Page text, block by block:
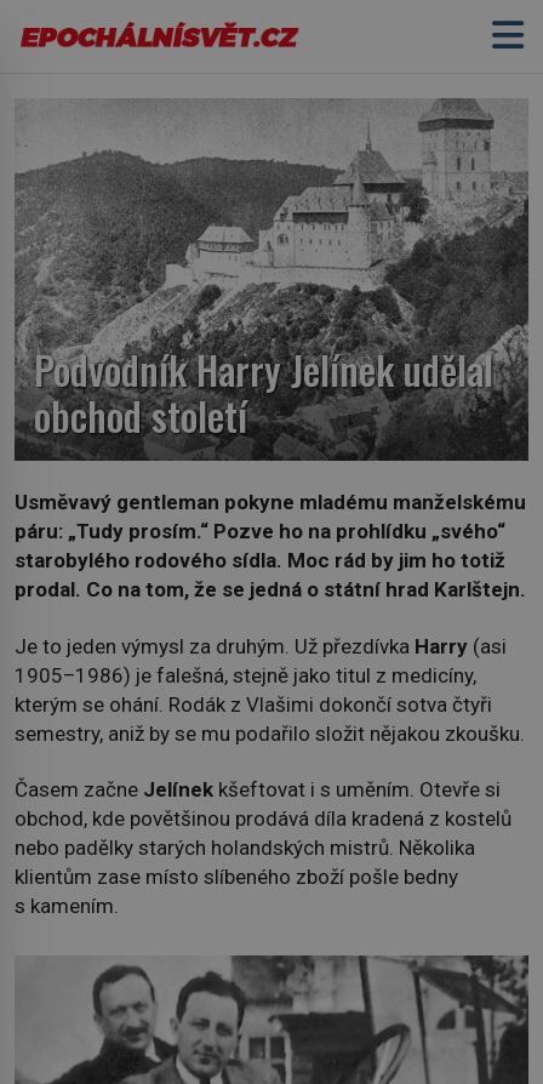
Podvodník Harry Jelínek udělal
obchod století
Usměvavý gentleman pokyne mladému manželskému
páru: „Tudy prosím.“ Pozve ho na prohlídku „svého“
starobylého rodového sídla. Moc rád by jim ho totiž
prodal. Co na tom, že se jedná o státní hrad Karlštejn.
Je to jeden výmysl za druhým. Už přezdívka Harry (asi
1905–1986) je falešná, stejně jako titul z medicíny,
kterým se ohání. Rodák z Vlašimi dokončí sotva čtyři
semestry, aniž by se mu podařilo složit nějakou zkoušku.
Časem začne Jelínek kšeftovat i s uměním. Otevře si
obchod, kde povětšinou prodává díla kradená z kostelů
nebo padělky starých holandských mistrů. Několika
klientům zase místo slíbeného zboží pošle bedny
s kamením.